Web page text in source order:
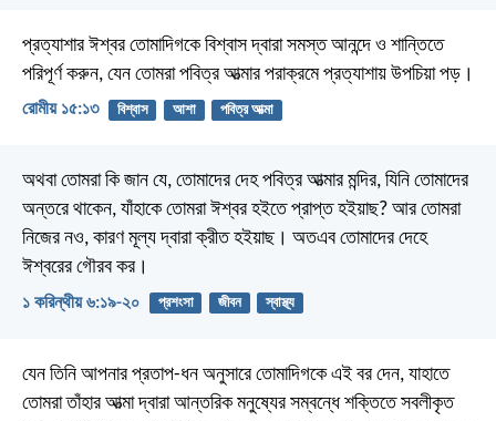
প্রত্যাশার ঈশ্বর তোমাদিগকে বিশ্বাস দ্বারা সমস্ত আনন্দে ও শান্তিতে
পরিপূর্ণ করুন, যেন তোমরা পবিত্র আত্মার পরাক্রমে প্রত্যাশায় উপচিয়া পড়।
রোমীয় ১৫:১৩ বিশ্বাস আশা পবিত্র আত্মা
অথবা তোমরা কি জান যে, তোমাদের দেহ পবিত্র আত্মার মন্দির, যিনি তোমাদের
অন্তরে থাকেন, যাঁহাকে তোমরা ঈশ্বর হইতে প্রাপ্ত হইয়াছ? আর তোমরা
নিজের নও, কারণ মূল্য দ্বারা ক্রীত হইয়াছ। অতএব তোমাদের দেহে
ঈশ্বরের গৌরব কর।
১ করিন্থীয় ৬:১৯-২০ প্রশংসা জীবন স্বাস্থ্য
যেন তিনি আপনার প্রতাপ-ধন অনুসারে তোমাদিগকে এই বর দেন, যাহাতে
তোমরা তাঁহার আত্মা দ্বারা আন্তরিক মনুষ্যের সম্বন্ধে শক্তিতে সবলীকৃত